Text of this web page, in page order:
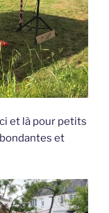
et là pour petits
et